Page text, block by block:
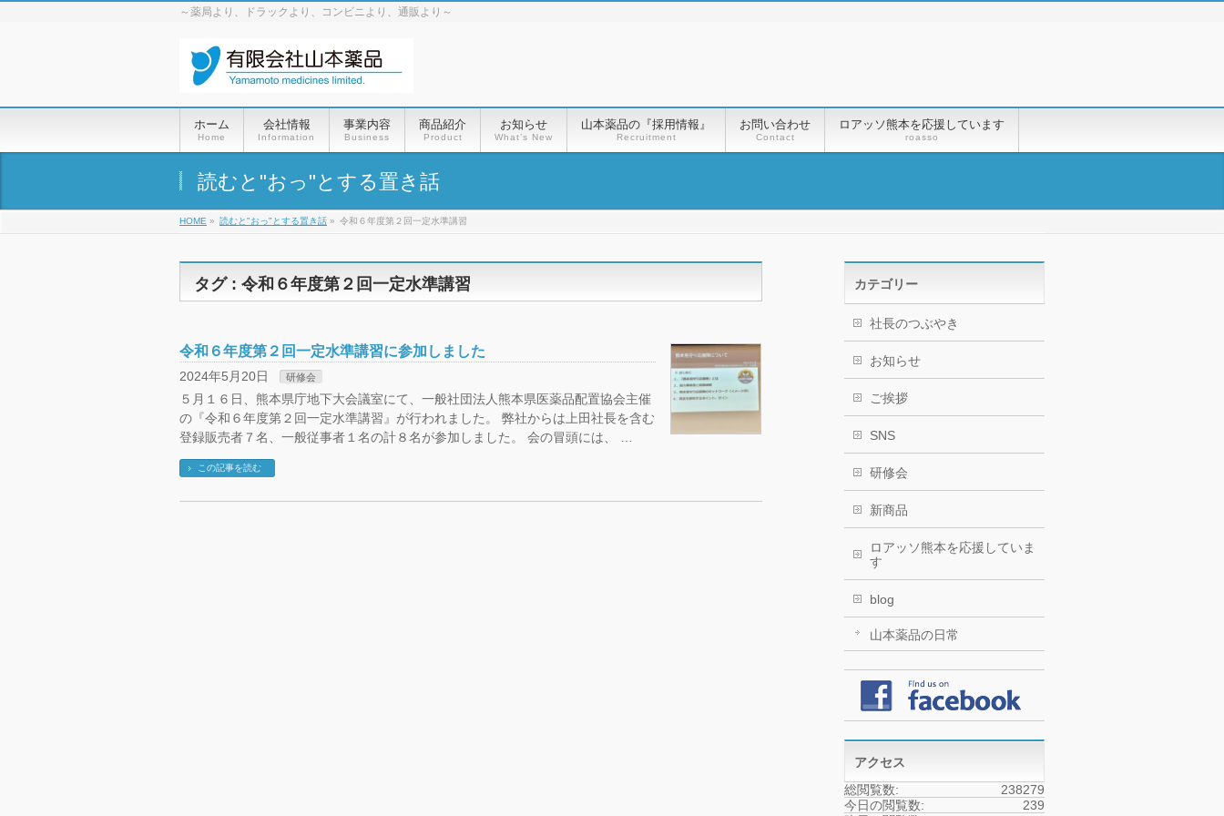
～薬局より、ドラックより、コンビニより、通販より～
ホーム
Home
会社情報
Information
事業内容
Business
商品紹介
Product
お知らせ
What’s New
山本薬品の『採用情報』
Recruitment
お問い合わせ
Contact
ロアッソ熊本を応援しています
roasso
読むと"おっ"とする置き話
HOME » 読むと"おっ"とする置き話 » 令和６年度第２回一定水準講習
タグ : 令和６年度第２回一定水準講習
令和６年度第２回一定水準講習に参加しました
2024年5月20日 研修会
５月１６日、熊本県庁地下大会議室にて、一般社団法人熊本県医薬品配置協会主催
の『令和６年度第２回一定水準講習』が行われました。 弊社からは上田社長を含む
登録販売者７名、一般従事者１名の計８名が参加しました。 会の冒頭には、 …
この記事を読む
カテゴリー
社長のつぶやき
お知らせ
ご挨拶
SNS
研修会
新商品
ロアッソ熊本を応援していま
す
blog
山本薬品の日常
アクセス
238279
総閲覧数:
239
今日の閲覧数: